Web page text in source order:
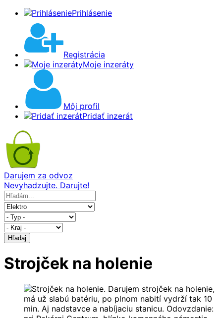
Prihlásenie
Registrácia
Moje inzeráty
Môj profil
Pridať inzerát
Darujem za odvoz
Nevyhadzujte. Darujte!
Hľadaj
Strojček na holenie